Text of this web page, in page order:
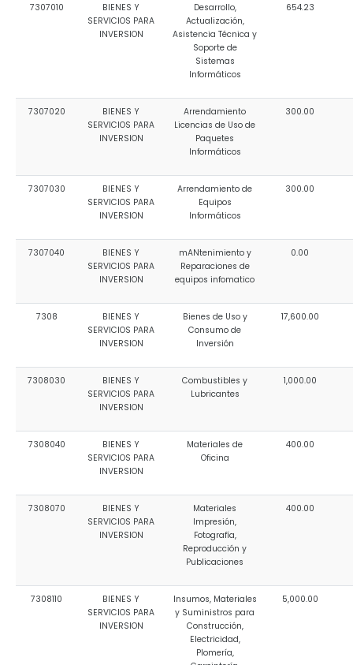
7307010
BIENES Y
SERVICIOS PARA
INVERSION
Desarrollo,
Actualización,
Asistencia Técnica y
Soporte de
Sistemas
Informáticos
654.23
7307020
BIENES Y
SERVICIOS PARA
INVERSION
Arrendamiento
Licencias de Uso de
Paquetes
Informáticos
300.00
7307030
BIENES Y
SERVICIOS PARA
INVERSION
Arrendamiento de
Equipos
Informáticos
300.00
7307040
BIENES Y
SERVICIOS PARA
INVERSION
mANtenimiento y
Reparaciones de
equipos infomatico
0.00
7308
BIENES Y
SERVICIOS PARA
INVERSION
Bienes de Uso y
Consumo de
Inversión
17,600.00
7308030
BIENES Y
SERVICIOS PARA
INVERSION
Combustibles y
Lubricantes
1,000.00
7308040
BIENES Y
SERVICIOS PARA
INVERSION
Materiales de
Oficina
400.00
7308070
BIENES Y
SERVICIOS PARA
INVERSION
Materiales
Impresión,
Fotografía,
Reproducción y
Publicaciones
400.00
7308110
BIENES Y
SERVICIOS PARA
INVERSION
Insumos, Materiales
y Suministros para
Construcción,
Electricidad,
Plomería,
5,000.00